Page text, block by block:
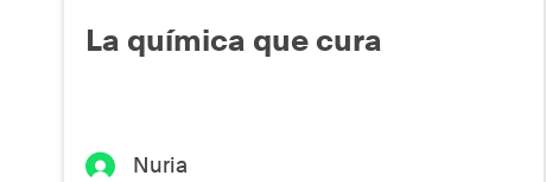
La química que cura
Nuria